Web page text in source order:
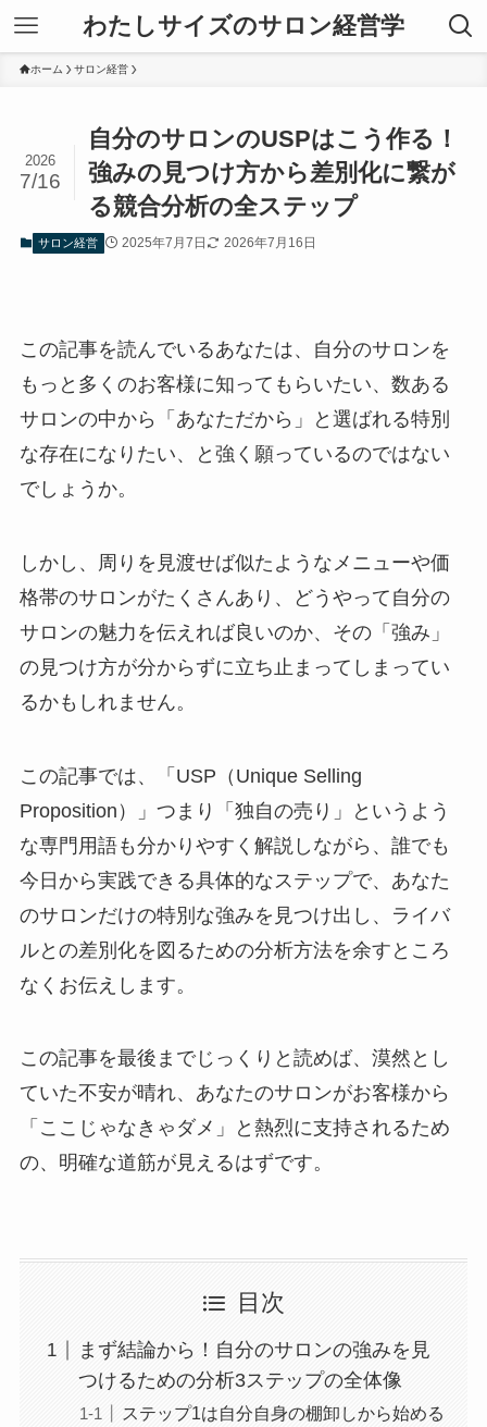
わたしサイズのサロン経営学
ホーム サロン経営
自分のサロンのUSPはこう作る！
強みの見つけ方から差別化に繋が
る競合分析の全ステップ
2026
7/16
サロン経営 2025年7月7日 2026年7月16日
この記事を読んでいるあなたは、自分のサロンを
もっと多くのお客様に知ってもらいたい、数ある
サロンの中から「あなただから」と選ばれる特別
な存在になりたい、と強く願っているのではない
でしょうか。
しかし、周りを見渡せば似たようなメニューや価
格帯のサロンがたくさんあり、どうやって自分の
サロンの魅力を伝えれば良いのか、その「強み」
の見つけ方が分からずに立ち止まってしまってい
るかもしれません。
この記事では、「USP（Unique Selling
Proposition）」つまり「独自の売り」というよう
な専門用語も分かりやすく解説しながら、誰でも
今日から実践できる具体的なステップで、あなた
のサロンだけの特別な強みを見つけ出し、ライバ
ルとの差別化を図るための分析方法を余すところ
なくお伝えします。
この記事を最後までじっくりと読めば、漠然とし
ていた不安が晴れ、あなたのサロンがお客様から
「ここじゃなきゃダメ」と熱烈に支持されるため
の、明確な道筋が見えるはずです。
目次
まず結論から！自分のサロンの強みを見
つけるための分析3ステップの全体像
ステップ1は自分自身の棚卸しから始める